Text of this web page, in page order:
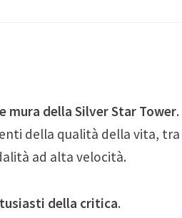
mura della Silver Star Tower
della qualità della vita, tra
ad alta velocità.
della critica.